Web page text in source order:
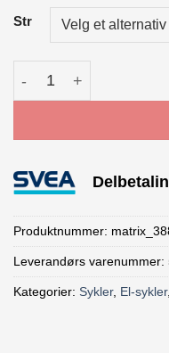
Str
Trek Powerfly+ 4 Gen 5
Produktnummer:
Leverandørs varenummer:
Kategorier: Sykler, El-sykler,